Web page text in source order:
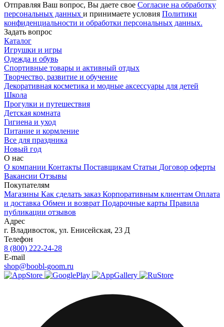
Отправляя Ваш вопрос, Вы даете свое Согласие на обработку
персональных данных и принимаете условия Политики
конфиденциальности и обработки персональных данных.
Задать вопрос
Каталог
Игрушки и игры
Одежда и обувь
Спортивные товары и активный отдых
Творчество, развитие и обучение
Декоративная косметика и модные аксессуары для детей
Школа
Прогулки и путешествия
Детская комната
Гигиена и уход
Питание и кормление
Все для праздника
Новый год
О нас
О компании Контакты Поставщикам Статьи Договор оферты
Вакансии Отзывы
Покупателям
Магазины Как сделать заказ Корпоративным клиентам Оплата
и доставка Обмен и возврат Подарочные карты Правила
публикации отзывов
Адрес
г. Владивосток, ул. Енисейская, 23 Д
Телефон
8 (800) 222-24-28
E-mail
shop@boobl-goom.ru